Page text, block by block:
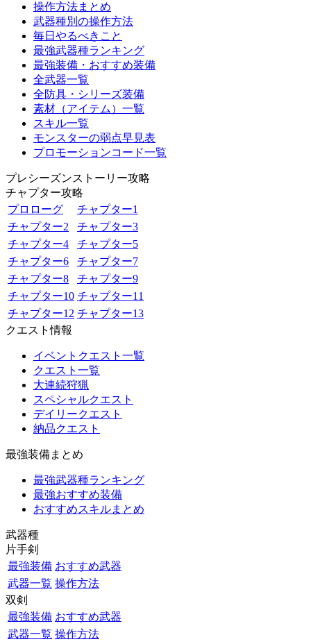
操作方法まとめ
武器種別の操作方法
毎日やるべきこと
最強武器種ランキング
最強装備・おすすめ装備
全武器一覧
全防具・シリーズ装備
素材（アイテム）一覧
スキル一覧
モンスターの弱点早見表
プロモーションコード一覧
プレシーズンストーリー攻略
チャプター攻略
プロローグ
チャプター1
チャプター2
チャプター3
チャプター4
チャプター5
チャプター6
チャプター7
チャプター8
チャプター9
チャプター10 チャプター11
チャプター12 チャプター13
クエスト情報
イベントクエスト一覧
クエスト一覧
大連続狩猟
スペシャルクエスト
デイリークエスト
納品クエスト
最強装備まとめ
最強武器種ランキング
最強おすすめ装備
おすすめスキルまとめ
武器種
片手剣
最強装備 おすすめ武器
武器一覧 操作方法
双剣
最強装備 おすすめ武器
武器一覧 操作方法